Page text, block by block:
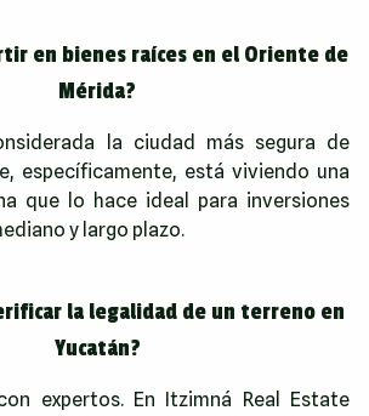
en bienes raíces en el Oriente de
Mérida?
la ciudad más segura de
específicamente, está viviendo una
que lo hace ideal para inversiones
y largo plazo.
la legalidad de un terreno en
Yucatán?
expertos. En
Itzimná Real Estate